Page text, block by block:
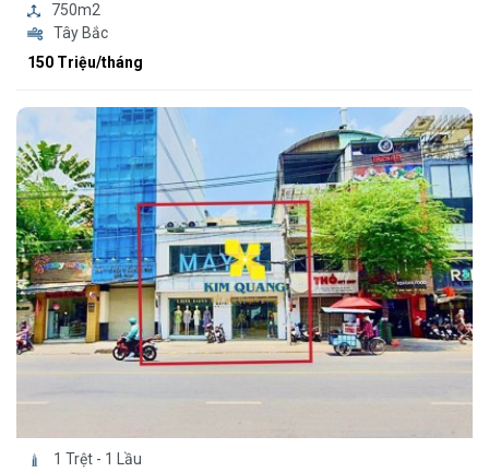
750m2
Tây Bắc
150 Triệu/tháng
1 Trệt - 1 Lầu